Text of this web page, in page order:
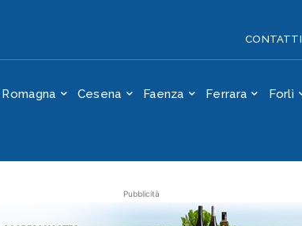
CONTATTI
Cesena Faenza Ferrara Forlì
Pubblicità